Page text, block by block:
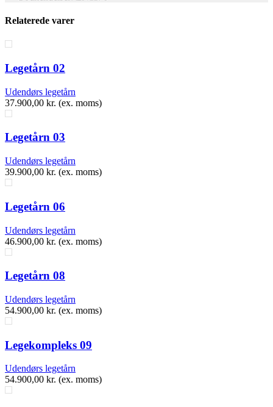
Relaterede varer
Legetårn 02
Udendørs legetårn
37.900,00 kr. (ex. moms)
Legetårn 03
Udendørs legetårn
39.900,00 kr. (ex. moms)
Legetårn 06
Udendørs legetårn
46.900,00 kr. (ex. moms)
Legetårn 08
Udendørs legetårn
54.900,00 kr. (ex. moms)
Legekompleks 09
Udendørs legetårn
54.900,00 kr. (ex. moms)